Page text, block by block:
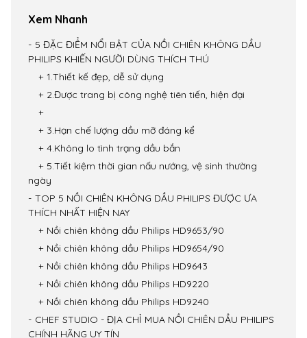
Xem Nhanh
5 ĐẶC ĐIỂM NỔI BẬT CỦA NỒI CHIÊN KHÔNG DẦU
PHILIPS KHIẾN NGƯỜI DÙNG THÍCH THÚ
1.Thiết kế đẹp, dễ sử dụng
2.Được trang bị công nghệ tiên tiến, hiện đại
3.Hạn chế lượng dầu mỡ đáng kể
4.Không lo tình trạng dầu bắn
5.Tiết kiệm thời gian nấu nướng, vệ sinh thường
ngày
TOP 5 NỒI CHIÊN KHÔNG DẦU PHILIPS ĐƯỢC ƯA
THÍCH NHẤT HIỆN NAY
Nồi chiên không dầu Philips HD9653/90
Nồi chiên không dầu Philips HD9654/90
Nồi chiên không dầu Philips HD9643
Nồi chiên không dầu Philips HD9220
Nồi chiên không dầu Philips HD9240
CHEF STUDIO - ĐỊA CHỈ MUA NỒI CHIÊN DẦU PHILIPS
CHÍNH HÃNG UY TÍN